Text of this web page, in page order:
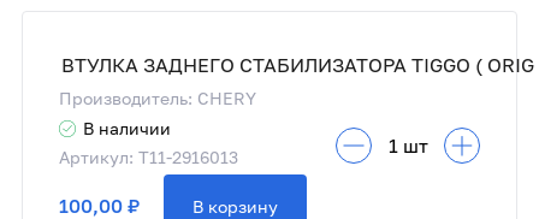
ВТУЛКА ЗАДНЕГО СТАБИЛИЗАТОРА TIGGO ( ORIG
Производитель: CHERY
В наличии
Артикул: T11-2916013
100,00 ₽ В корзину